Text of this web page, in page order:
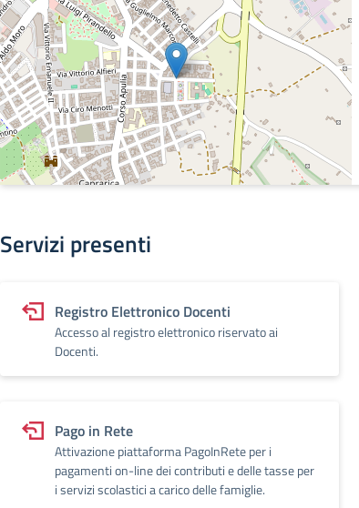
Servizi presenti
Registro Elettronico Docenti
Accesso al registro elettronico riservato ai
Docenti.
Pago in Rete
Attivazione piattaforma PagoInRete per i
pagamenti on-line dei contributi e delle tasse per
i servizi scolastici a carico delle famiglie.